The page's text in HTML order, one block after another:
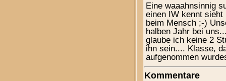
Eine waaahnsinnig
einen IW kennt
beim Mensch ;-)
halben Jahr bei
glaube ich keine 2
ihn sein.... Klasse,
aufgenommen
Kommentare